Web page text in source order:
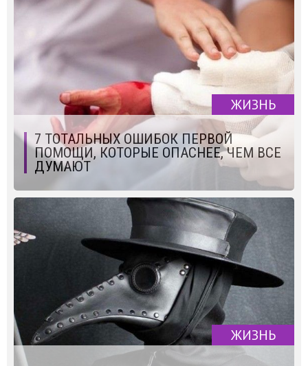
ЖИЗНЬ
7 ТОТАЛЬНЫХ ОШИБОК ПЕРВОЙ
ПОМОЩИ, КОТОРЫЕ ОПАСНЕЕ, ЧЕМ ВСЕ
ДУМАЮТ
ЖИЗНЬ